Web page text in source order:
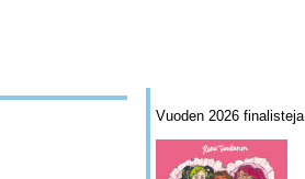
Vuoden 2026 finalisteja